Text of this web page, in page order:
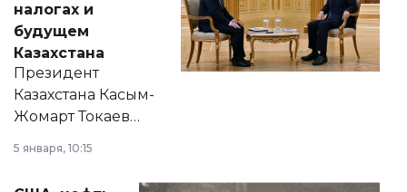
налогах и
будущем
Казахстана
Президент
Казахстана Касым-
Жомарт Токаев
сразу несколько
актуальных тем —
5 января, 10:15